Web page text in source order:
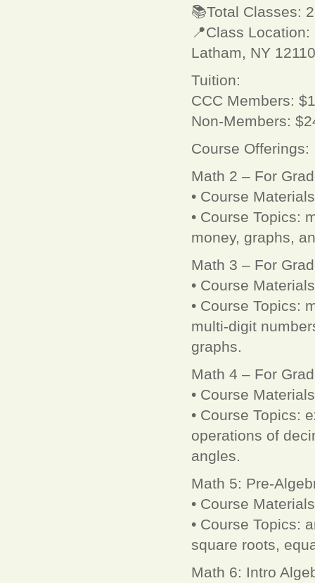
📚Total Classes:
📍Class
Latham, NY 12110
Tuition:
CCC Members:
Non-Members:
Course Offerings:
Math 2 – For
• Course
• Course Topics:
money, graphs,
Math 3 – For
• Course
• Course Topics:
multi-digit
graphs.
Math 4 – For
• Course
• Course Topics:
operations of
angles.
Math 5: Pre-
• Course
• Course Topics:
square roots,
Math 6: Intro